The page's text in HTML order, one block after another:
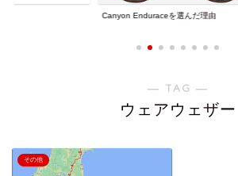
Canyon Enduraceを選んだ理由
― TAG ―
ウェアウェザー
その他